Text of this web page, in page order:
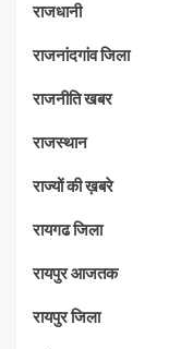
राजधानी
राजनांदगांव जिला
राजनीति खबर
राजस्थान
राज्यों की ख़बरे
रायगढ जिला
रायपुर आजतक
रायपुर जिला